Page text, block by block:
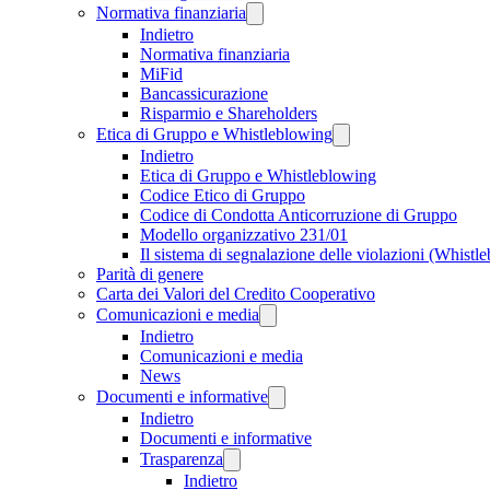
Normativa finanziaria
Indietro
Normativa finanziaria
MiFid
Bancassicurazione
Risparmio e Shareholders
Etica di Gruppo e Whistleblowing
Indietro
Etica di Gruppo e Whistleblowing
Codice Etico di Gruppo
Codice di Condotta Anticorruzione di Gruppo
Modello organizzativo 231/01
Il sistema di segnalazione delle violazioni
Parità di genere
Carta dei Valori del Credito Cooperativo
Comunicazioni e media
Indietro
Comunicazioni e media
News
Documenti e informative
Indietro
Documenti e informative
Trasparenza
Indietro